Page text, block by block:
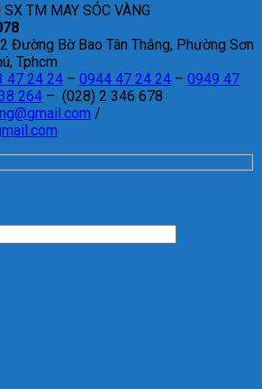
SX TM MAY SÓC VÀNG
Đường Bờ Bao Tân Thắng, Phường Sơn
Tphcm
47 24 24 – 0944 47 24 24 – 0949 47
264 – (028) 2 346 678
/